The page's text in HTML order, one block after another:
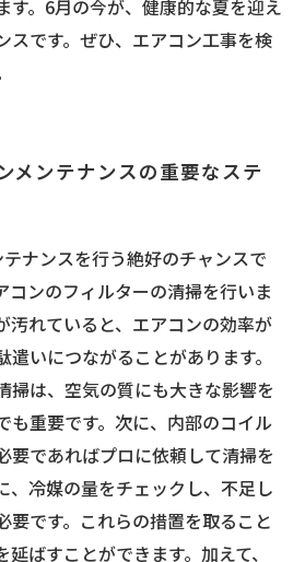
す。6月の今が、健康的な夏を迎え
スです。ぜひ、エアコン工事を検
メンテナンスの重要なステ
ナンスを行う絶好のチャンスで
コンのフィルターの清掃を行いま
汚れていると、エアコンの効率が
いにつながることがあります。
掃は、空気の質にも大きな影響を
も重要です。次に、内部のコイル
要であればプロに依頼して清掃を
、冷媒の量をチェックし、不足し
要です。これらの措置を取ること
ばすことができます。加えて、